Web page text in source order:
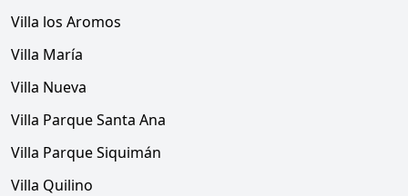
Villa los Aromos
Villa María
Villa Nueva
Villa Parque Santa Ana
Villa Parque Siquimán
Villa Quilino